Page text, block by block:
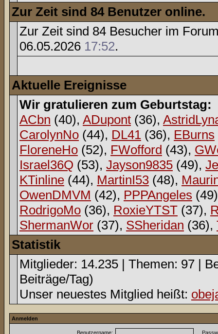
Zur Zeit sind 84 Benutzer online.
Zur Zeit sind 84 Besucher im
06.05.2026 17:52.
Aktuelle Ereignisse
Wir gratulieren zum Geburtstag:
ACbn (40), ADupont (36),
CarolynNo (44), DL41 (36), EBurns
FloreneHo (52), FWofford (43),
Israel36Q (53), Jayson9835 (49),
KTinline (44), MartinI53 (48),
OwenDMVM (42), PPPAngeles
RodrigoMo (36), RoxieYTST (37),
ShermanWor (37), SSheridan (36),
Statistik
Mitglieder: 14.235 | Themen: 97 |
Beiträge/Tag)
Unser neuestes Mitglied heißt:
Anmelden
Benutzername: